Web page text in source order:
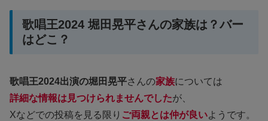
歌唱王2024 堀田晃平さんの家族は？バー
はどこ？
歌唱王2024出演の堀田晃平さんの家族については
詳細な情報は見つけられませんでしたが、
Xなどでの投稿を見る限り ご両親とは仲が良いようです。